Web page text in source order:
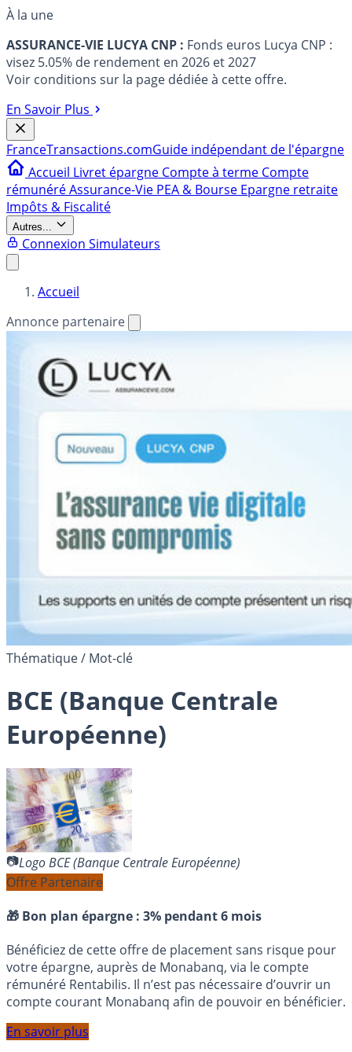
À la une
ASSURANCE-VIE LUCYA CNP : Fonds euros Lucya CNP :
visez 5.05% de rendement en 2026 et 2027
Voir conditions sur la page dédiée à cette offre.
En Savoir Plus
FranceTransactions.comGuide indépendant de l'épargne
Accueil Livret épargne Compte à terme Compte
rémunéréAssurance-Vie PEA & Bourse Epargne retraite
Impôts & Fiscalité
Autres...
Connexion Simulateurs
Accueil
Annonce partenaire
Thématique / Mot-clé
BCE (Banque Centrale
Européenne)
Logo BCE (Banque Centrale Européenne)
Offre Partenaire
🎁 Bon plan épargne : 3% pendant 6 mois
Bénéficiez de cette offre de placement sans risque pour
votre épargne, auprès de Monabanq, via le compte
rémunéré Rentabilis. Il n’est pas nécessaire d’ouvrir un
compte courant Monabanq afin de pouvoir en bénéficier.
En savoir plus